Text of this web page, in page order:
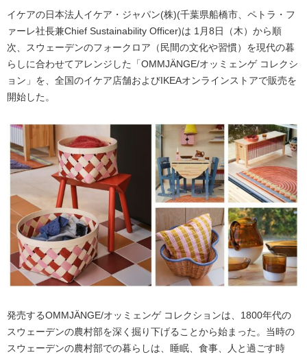
イケアの日本法人イケア・ジャパン(株)(千葉県船橋市、ペトラ・フ
ァーレ社長兼Chief Sustainability Officer)は 1月8日（木）から順
次、スウェーデンのフォークロア（民間の文化や習慣）を現代の暮
らしに合わせてアレンジした「OMMJÄNGE/オッミェンゲ コレクシ
ョン」を、全国のイケア店舗およびIKEAオンラインストアで販売を
開始した。
発売するOMMJÄNGE/オッミェンゲ コレクションは、1800年代の
スウェーデンの農村部を深く掘り下げることから始まった。当時の
スウェーデンの農村部での暮らしは、睡眠、食事、人と過ごす時